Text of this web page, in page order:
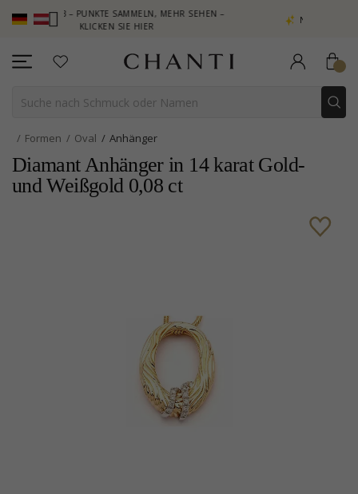
– PUNKTE SAMMELN, MEHR SEHEN –
KLICKEN SIE HIER
NEW COLLECTION | AURA
Formen Oval Anhänger
Diamant Anhänger in 14 karat Gold-
und Weißgold 0,08 ct